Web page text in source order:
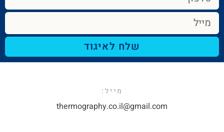
שלח לאיגוד
מייל:​
thermography.co.il@gmail.com​